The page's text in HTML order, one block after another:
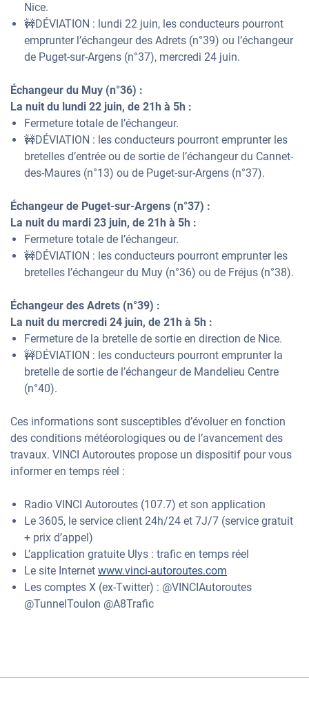
Nice.
🚧DÉVIATION : lundi 22 juin, les conducteurs pourront
emprunter l’échangeur des Adrets (n°39) ou l’échangeur
de Puget-sur-Argens (n°37), mercredi 24 juin.
Échangeur du Muy (n°36) :
La nuit du lundi 22 juin, de 21h à 5h :
Fermeture totale de l’échangeur.
🚧DÉVIATION : les conducteurs pourront emprunter les
bretelles d’entrée ou de sortie de l’échangeur du Cannet-
des-Maures (n°13) ou de Puget-sur-Argens (n°37).
Échangeur de Puget-sur-Argens (n°37) :
La nuit du mardi 23 juin, de 21h à 5h :
Fermeture totale de l’échangeur.
🚧DÉVIATION : les conducteurs pourront emprunter les
bretelles l’échangeur du Muy (n°36) ou de Fréjus (n°38).
Échangeur des Adrets (n°39) :
La nuit du mercredi 24 juin, de 21h à 5h :
Fermeture de la bretelle de sortie en direction de Nice.
🚧DÉVIATION : les conducteurs pourront emprunter la
bretelle de sortie de l’échangeur de Mandelieu Centre
(n°40).
Ces informations sont susceptibles d’évoluer en fonction
des conditions météorologiques ou de l’avancement des
travaux. VINCI Autoroutes propose un dispositif pour vous
informer en temps réel :
Radio VINCI Autoroutes (107.7) et son application
Le 3605, le service client 24h/24 et 7J/7 (service gratuit
+ prix d’appel)
L’application gratuite Ulys : trafic en temps réel
Le site Internet www.vinci-autoroutes.com
Les comptes X (ex-Twitter) : @VINCIAutoroutes
@TunnelToulon @A8Trafic